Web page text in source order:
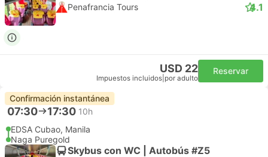
Penafrancia Tours 4.1
USD 22
Impuestos incluidos por adulto
Reservar
Confirmación instantánea
07:30 17:30 10h
EDSA Cubao, Manila
Naga Puregold
Skybus con WC | Autobús #Z5